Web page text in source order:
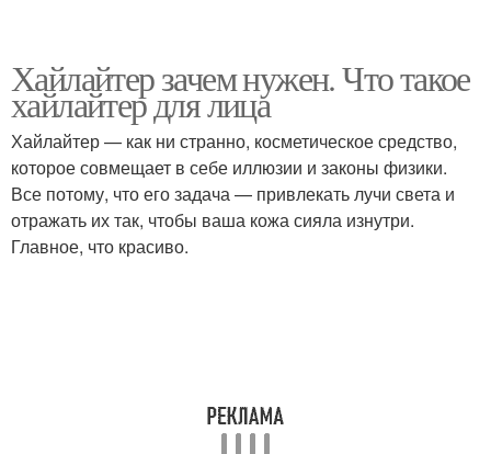
Хайлайтер зачем нужен. Что такое
хайлайтер для лица
Хайлайтер — как ни странно, косметическое средство,
которое совмещает в себе иллюзии и законы физики.
Все потому, что его задача — привлекать лучи света и
отражать их так, чтобы ваша кожа сияла изнутри.
Главное, что красиво.